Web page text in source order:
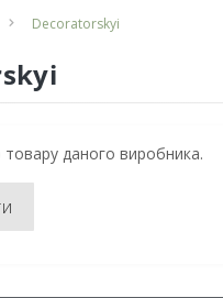
Decoratorskyi
даного виробника.